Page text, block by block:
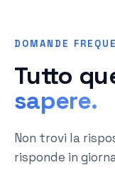
DOMANDE
Tutto
sapere.
Non trovi la
risponde in